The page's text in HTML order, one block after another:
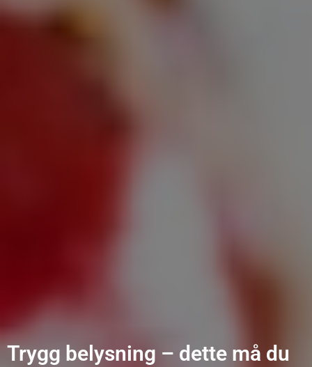
Trygg belysning – dette må du